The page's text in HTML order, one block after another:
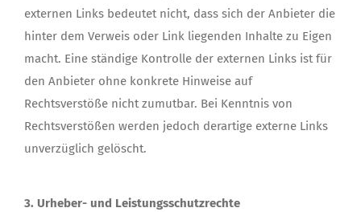
externen Links bedeutet nicht, dass sich der Anbieter die
hinter dem Verweis oder Link liegenden Inhalte zu Eigen
macht. Eine ständige Kontrolle der externen Links ist für
den Anbieter ohne konkrete Hinweise auf
Rechtsverstöße nicht zumutbar. Bei Kenntnis von
Rechtsverstößen werden jedoch derartige externe Links
unverzüglich gelöscht.
3. Urheber- und Leistungsschutzrechte